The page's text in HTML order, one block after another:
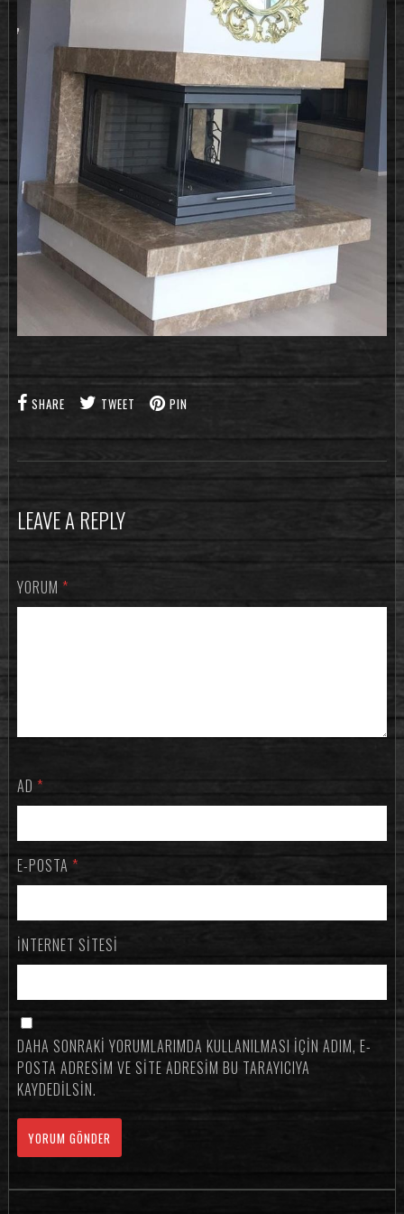
SHARE TWEET PIN
LEAVE A REPLY
YORUM *
AD *
E-POSTA *
İNTERNET SITESI
DAHA SONRAKI YORUMLARIMDA KULLANILMASI IÇIN ADIM, E-
POSTA ADRESIM VE SITE ADRESIM BU TARAYICIYA
KAYDEDILSIN.